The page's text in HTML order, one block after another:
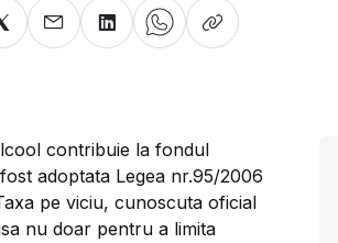
contribuie la fondul
adoptata Legea nr.95/2006
pe viciu, cunoscuta oficial
nu doar pentru a limita